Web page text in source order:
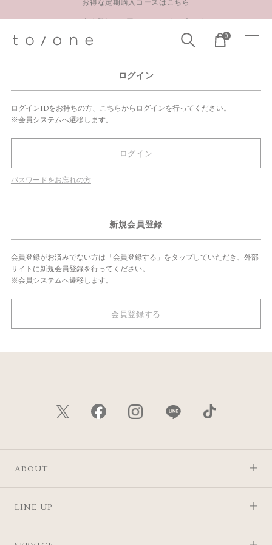
LINE お友達登録 500円OFFクーポンプレゼント
【重要】お盆期間中のお問い合わせと商品配送に関しまして
LINE お友達登録 500円OFFクーポンプレゼント
0
ログイン
ログインIDをお持ちの方、こちらからログインを行ってください。
※会員システムへ遷移します。
ログイン
パスワードをお忘れの方
新規会員登録
会員登録がお済みでない方は「会員登録する」をタップしていただき、外部
サイトに新規会員登録を行ってください。
※会員システムへ遷移します。
会員登録する
ABOUT
LINE UP